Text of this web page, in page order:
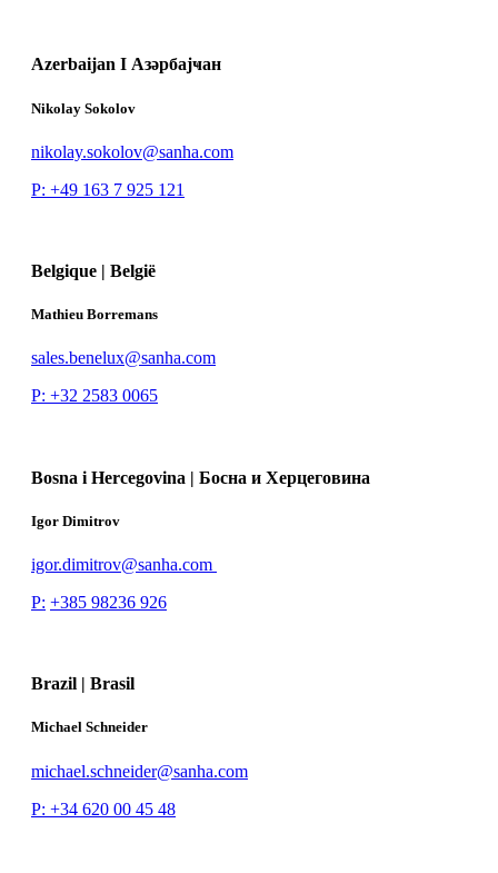
Azerbaijan I Азәрбајҹан
Nikolay Sokolov
nikolay.sokolov@sanha.com
P: +49 163 7 925 121
Belgique | België
Mathieu Borremans
sales.benelux@sanha.com
P: +32 2583 0065
Bosna i Hercegovina | Босна и Херцеговина
Igor Dimitrov
igor.dimitrov@sanha.com
P: +385 98236 926
Brazil | Brasil
Michael Schneider
michael.schneider@sanha.com
P: +34 620 00 45 48